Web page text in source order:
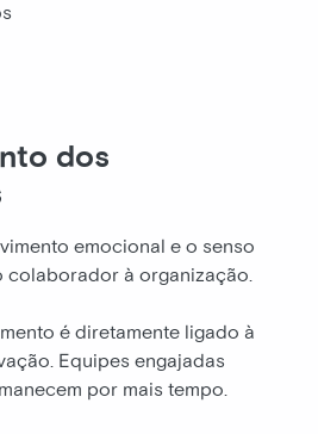
dos
emocional e o senso
colaborador à organização.
é diretamente ligado à
Equipes engajadas
por mais tempo.